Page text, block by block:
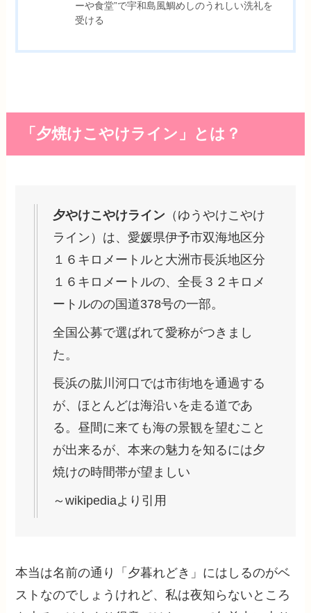
ーや食堂”で宇和島風鯛めしのうれしい洗礼を
受ける
「夕焼けこやけライン」とは？
夕やけこやけライン （ゆうやけこやけ
ライン）は、愛媛県伊予市双海地区分
１６キロメートルと大洲市長浜地区分
１６キロメートルの、全長３２キロメ
ートルのの国道378号の一部。
全国公募で選ばれて愛称がつきまし
た。
長浜の肱川河口では市街地を通過する
が、ほとんどは海沿いを走る道であ
る。昼間に来ても海の景観を望むこと
が出来るが、本来の魅力を知るには夕
焼けの時間帯が望ましい
～wikipediaより引用
本当は名前の通り「夕暮れどき」にはしるのがベ
ストなのでしょうけれど、私は夜知らないところ